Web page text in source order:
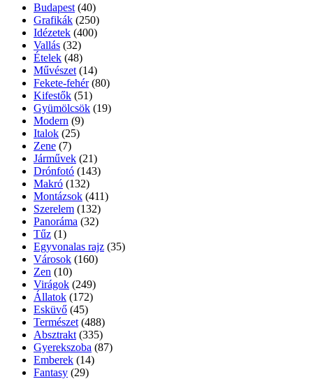
Budapest (40)
Grafikák (250)
Idézetek (400)
Vallás (32)
Ételek (48)
Művészet (14)
Fekete-fehér (80)
Kifestők (51)
Gyümölcsök (19)
Modern (9)
Italok (25)
Zene (7)
Járművek (21)
Drónfotó (143)
Makró (132)
Montázsok (411)
Szerelem (132)
Panoráma (32)
Tűz (1)
Egyvonalas rajz (35)
Városok (160)
Zen (10)
Virágok (249)
Állatok (172)
Esküvő (45)
Természet (488)
Absztrakt (335)
Gyerekszoba (87)
Emberek (14)
Fantasy (29)